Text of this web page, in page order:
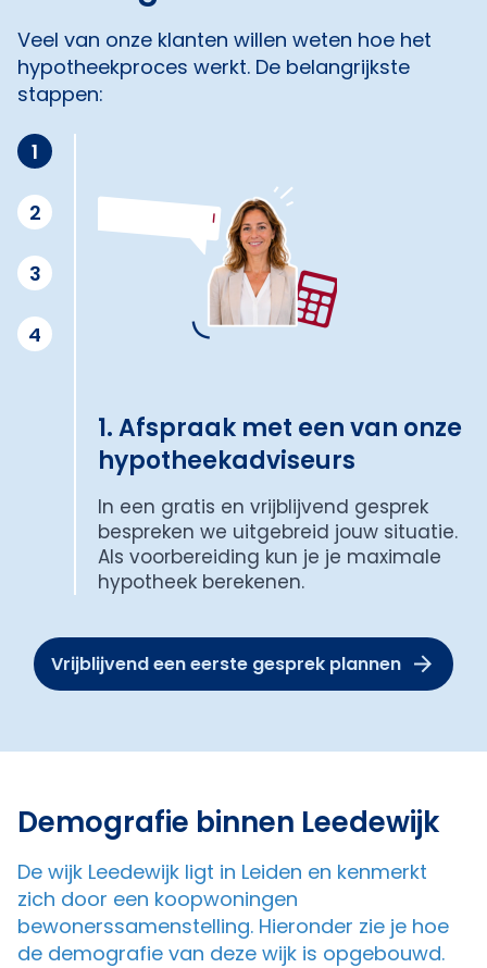
Veel van onze klanten willen weten hoe het
hypotheekproces werkt. De belangrijkste
stappen:
1
2
3
4
1. Afspraak met een van onze
hypotheekadviseurs
In een gratis en vrijblijvend gesprek
bespreken we uitgebreid jouw situatie.
Als voorbereiding kun je je maximale
hypotheek berekenen.
Vrijblijvend een eerste gesprek plannen
Demografie binnen Leedewijk
De wijk Leedewijk ligt in Leiden en kenmerkt
zich door een koopwoningen
bewonerssamenstelling. Hieronder zie je hoe
de demografie van deze wijk is opgebouwd.